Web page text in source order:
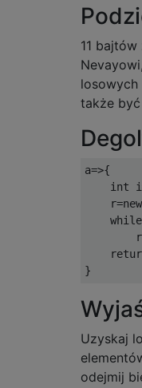
11
losowych
także być
a=>{
int i
    r
=new
while
        r
}
Uzyskaj
odejmij